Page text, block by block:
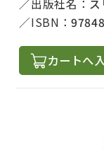
出版社名：
ISBN：
カートへ